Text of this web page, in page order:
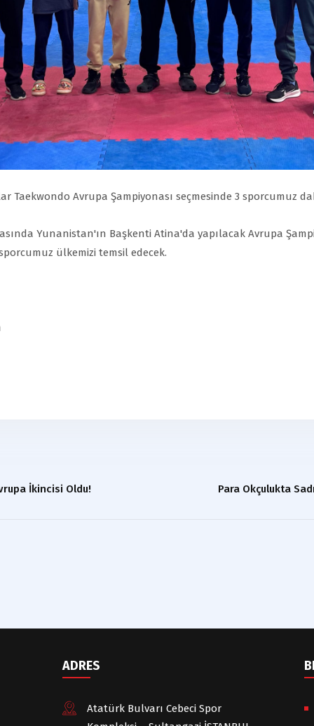
Taekwondo Avrupa Şampiyonası seçmesinde 3 sporcumuz
Yunanistan'ın Başkenti Atina'da yapılacak Avrupa
ülkemizi temsil edecek.
İkincisi Oldu!
Para Okçulukta
ADRES
Atatürk Bulvarı Cebeci Spor